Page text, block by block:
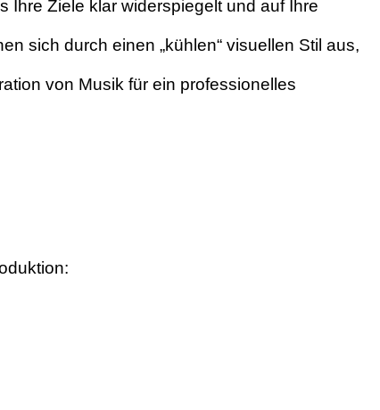
Ihre Ziele klar widerspiegelt und auf Ihre
sich durch einen „kühlen“ visuellen Stil aus,
von Musik für ein professionelles